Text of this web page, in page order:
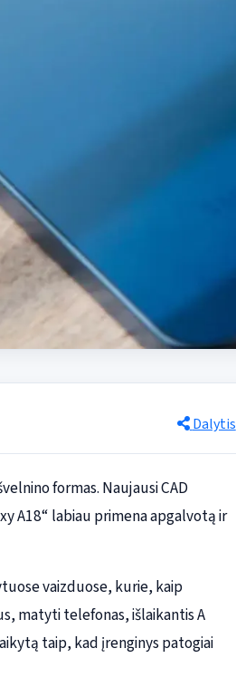
Dalytis
formas. Naujausi CAD
A18“ labiau primena apgalvotą ir
vaizduose, kurie, kaip
matyti telefonas, išlaikantis A
taip, kad įrenginys patogiai